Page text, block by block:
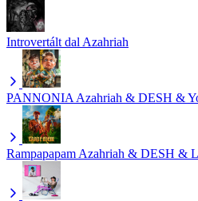
Introvertált dal Azahriah
PANNONIA Azahriah & DESH &
Rampapapam Azahriah & DESH &